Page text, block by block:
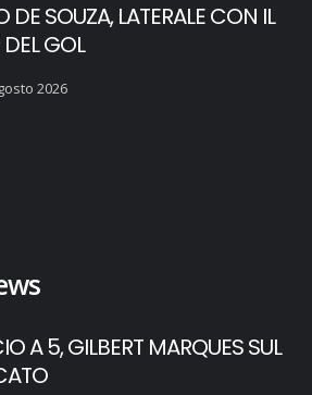
DE SOUZA, LATERALE CON IL
GOL
2026
A 5, GILBERT MARQUES SUL